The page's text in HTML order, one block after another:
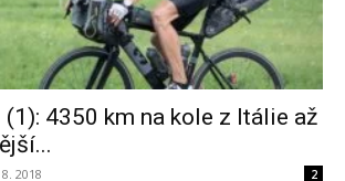
4350 km na kole z Itálie až
2018 2